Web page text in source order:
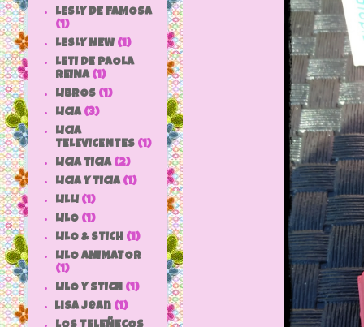
LESLY DE FAMOSA
(1)
LESLY NEW (1)
LETI DE PAOLA
REINA (1)
LIBROS (1)
LICIA (3)
LICIA
TELEVICENTES (1)
LICIA TICIA (2)
LICIA Y TICIA (1)
LILLI (1)
LILO (1)
LILO & STICH (1)
LILO ANIMATOR
(1)
LILO Y STICH (1)
lisa jean (1)